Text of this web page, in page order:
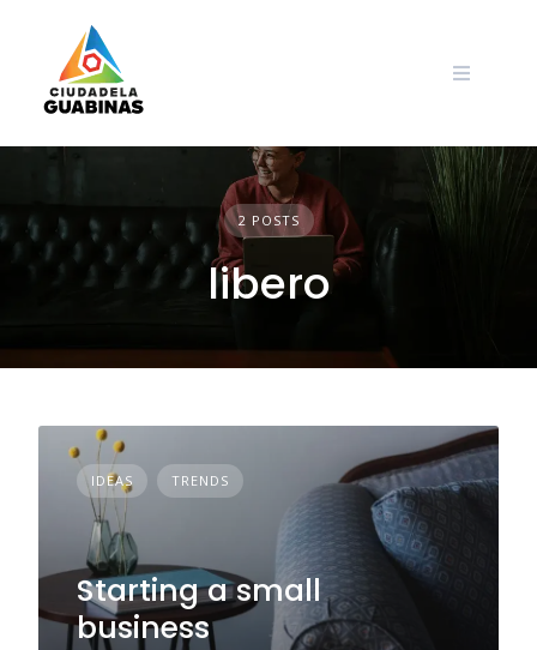
content
2 POSTS
libero
IDEAS TRENDS
Starting a small
business